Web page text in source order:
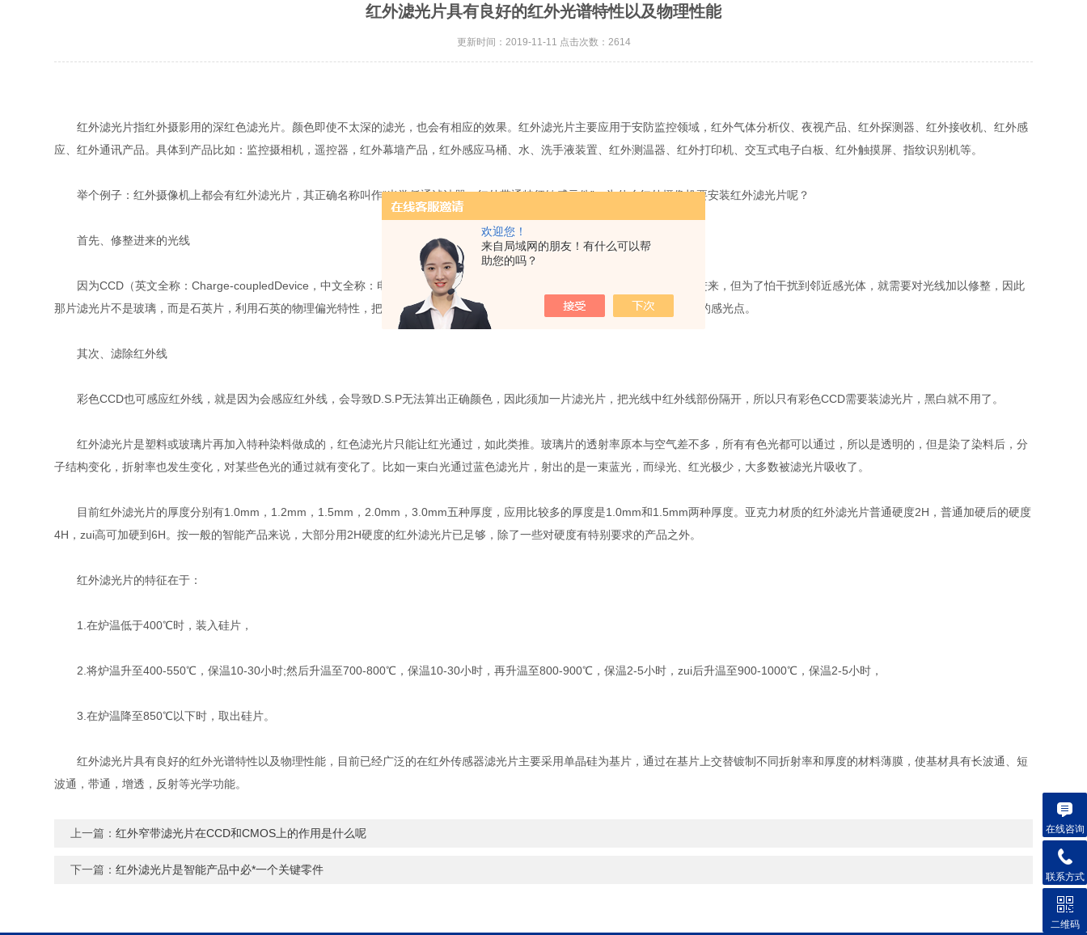
欢迎您！
来自局域网的朋友！有什么可以帮
助您的吗？
红外滤光片具有良好的红外光谱特性以及物理性能
更新时间：2019-11-11 点击次数：2614
红外滤光片指红外摄影用的深红色滤光片。颜色即使不太深的滤光，也会有相应的效果。红外滤光片主要应用于安防监控领域，红外气体分析仪、夜视产品、红外探测器、红外接收机、红外感
应、红外通讯产品。具体到产品比如：监控摄相机，遥控器，红外幕墙产品，红外感应马桶、水、洗手液装置、红外测温器、红外打印机、交互式电子白板、红外触摸屏、指纹识别机等。
举个例子：红外摄像机上都会有红外滤光片，其正确名称叫作“光学低通滤波器、红外带通特征敏感元件”，为什么红外摄像机要安装红外滤光片呢？
首先、修整进来的光线
因为CCD（英文全称：Charge-coupledDevice，中文全称：电荷耦合元件。）上是一颗颗的感光体(CELL)构成，光线是直射进来，但为了怕干扰到邻近感光体，就需要对光线加以修整，因此
那片滤光片不是玻璃，而是石英片，利用石英的物理偏光特性，把进来的光线，保留直射部份，反射掉斜射部份，避免去影响旁边的感光点。
其次、滤除红外线
彩色CCD也可感应红外线，就是因为会感应红外线，会导致D.S.P无法算出正确颜色，因此须加一片滤光片，把光线中红外线部份隔开，所以只有彩色CCD需要装滤光片，黑白就不用了。
红外滤光片是塑料或玻璃片再加入特种染料做成的，红色滤光片只能让红光通过，如此类推。玻璃片的透射率原本与空气差不多，所有有色光都可以通过，所以是透明的，但是染了染料后，分
子结构变化，折射率也发生变化，对某些色光的通过就有变化了。比如一束白光通过蓝色滤光片，射出的是一束蓝光，而绿光、红光极少，大多数被滤光片吸收了。
目前红外滤光片的厚度分别有1.0mm，1.2mm，1.5mm，2.0mm，3.0mm五种厚度，应用比较多的厚度是1.0mm和1.5mm两种厚度。亚克力材质的红外滤光片普通硬度2H，普通加硬后的硬度
4H，zui高可加硬到6H。按一般的智能产品来说，大部分用2H硬度的红外滤光片已足够，除了一些对硬度有特别要求的产品之外。
红外滤光片的特征在于：
1.在炉温低于400℃时，装入硅片，
2.将炉温升至400-550℃，保温10-30小时;然后升温至700-800℃，保温10-30小时，再升温至800-900℃，保温2-5小时，zui后升温至900-1000℃，保温2-5小时，
3.在炉温降至850℃以下时，取出硅片。
红外滤光片具有良好的红外光谱特性以及物理性能，目前已经广泛的在红外传感器滤光片主要采用单晶硅为基片，通过在基片上交替镀制不同折射率和厚度的材料薄膜，使基材具有长波通、短
波通，带通，增透，反射等光学功能。
上一篇：红外窄带滤光片在CCD和CMOS上的作用是什么呢
下一篇：红外滤光片是智能产品中必*一个关键零件
在线咨询
联系方式
二维码